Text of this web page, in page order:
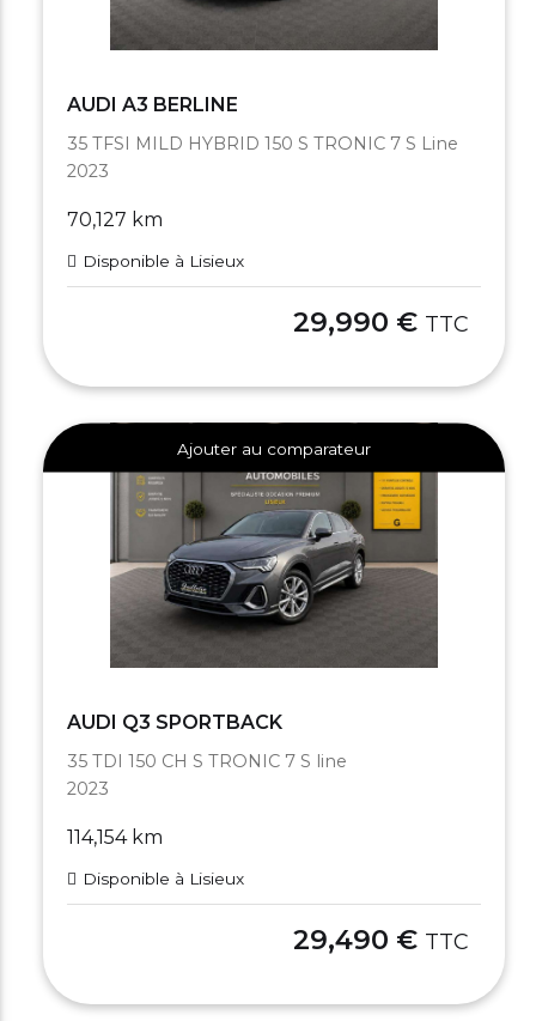
AUDI A3 BERLINE
35 TFSI MILD HYBRID 150 S TRONIC 7 S Line
2023
70,127 km
Disponible à Lisieux
29,990 € TTC
Ajouter au comparateur
AUDI Q3 SPORTBACK
35 TDI 150 CH S TRONIC 7 S line
2023
114,154 km
Disponible à Lisieux
29,490 € TTC